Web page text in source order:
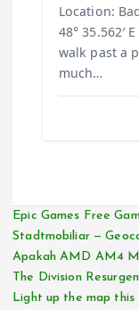
Location:
48° 35.562′
walk past a
much…
Epic Games Free
Stadtmobiliar —
Apakah AMD AM4
The Division
Light up the map